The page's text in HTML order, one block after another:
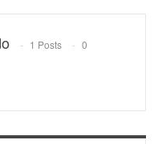
1 Posts
0